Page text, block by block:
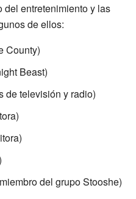
del entretenimiento y las
de ellos:
County)
Beast)
de televisión y radio)
del grupo Stooshe)